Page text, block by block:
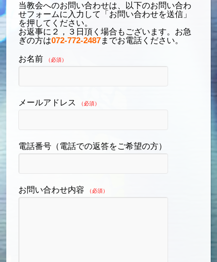
当教会へのお問い合わせは、以下のお問い合わ
せフォームに入力して「お問い合わせを送信」
を押してください。
お返事に２，３日頂く場合もございます。お急
ぎの方は072-772-2487までお電話ください。
お名前
（必須）
メールアドレス （必須）
電話番号（電話での返答をご希望の方）
お問い合わせ内容 （必須）